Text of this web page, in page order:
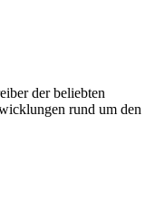
der beliebten
rund um den